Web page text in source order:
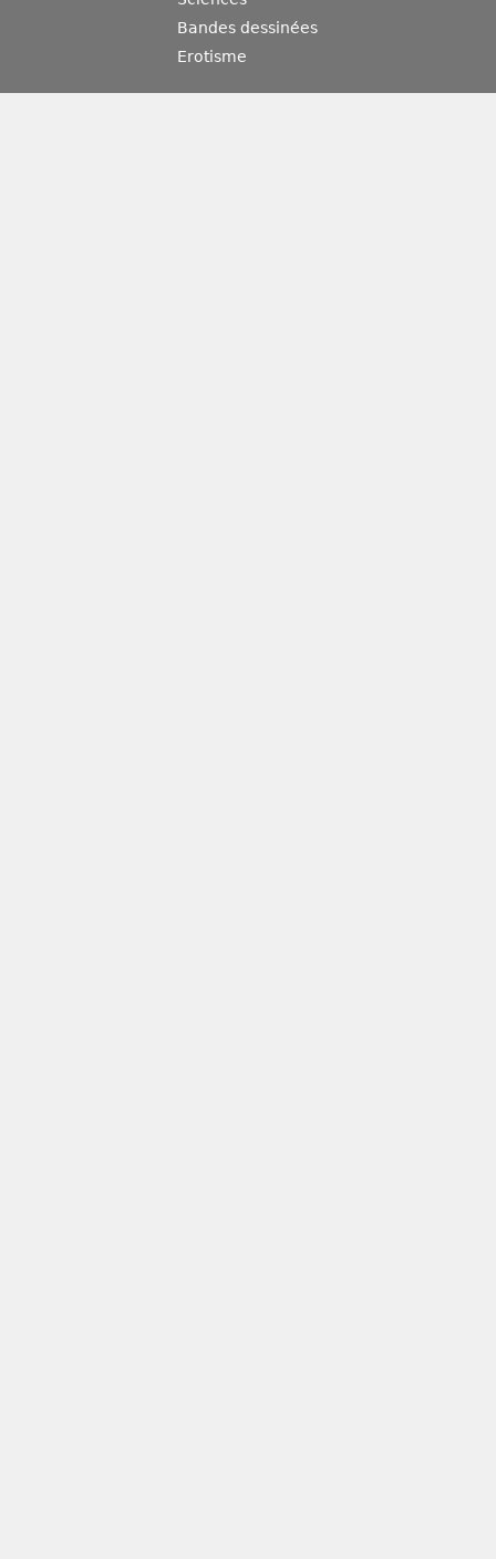
Bandes dessinées
Erotisme